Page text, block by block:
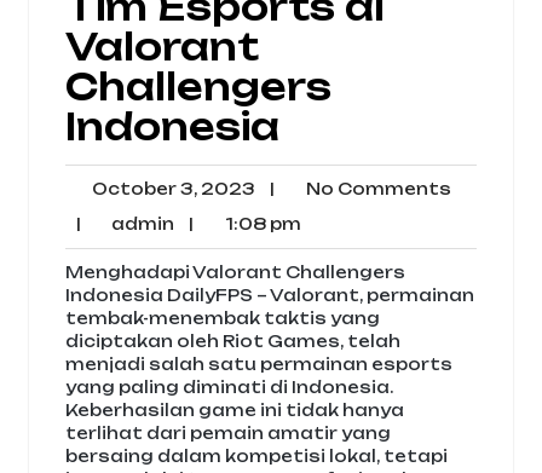
Valorant
Challengers
Indonesia
October 3, 2023 October
2023
| No CommentsNo
| admin admin
| 1:08 pm1:08
pm
Menghadapi Valorant Challengers
Indonesia DailyFPS – Valorant, permainan
tembak-menembak taktis yang
diciptakan oleh Riot Games, telah
menjadi salah satu permainan esports
yang paling diminati di Indonesia.
Keberhasilan game ini tidak hanya
terlihat dari pemain amatir yang
bersaing dalam kompetisi lokal, tetapi